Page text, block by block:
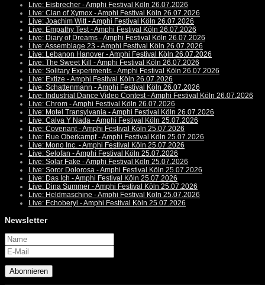
Live: Eisbrecher - Amphi Festival Köln 26.07.2026
Live: Clan of Xymox - Amphi Festival Köln 26.07.2026
Live: Joachim Witt - Amphi Festival Köln 26.07.2026
Live: Empathy Test - Amphi Festival Köln 26.07.2026
Live: Diary of Dreams - Amphi Festival Köln 26.07.2026
Live: Assemblage 23 - Amphi Festival Köln 26.07.2026
Live: Lebanon Hanover - Amphi Festival Köln 26.07.2026
Live: The Sweet Kill - Amphi Festival Köln 26.07.2026
Live: Solitary Experiments - Amphi Festival Köln 26.07.2026
Live: Extize - Amphi Festival Köln 26.07.2026
Live: Schattenmann - Amphi Festival Köln 26.07.2026
Live: Industrial Dance Video Contest - Amphi Festival Köln 26.07.2026
Live: Chrom - Amphi Festival Köln 26.07.2026
Live: Motel Transylvania - Amphi Festival Köln 26.07.2026
Live: Calva Y Nada - Amphi Festival Köln 25.07.2026
Live: Covenant - Amphi Festival Köln 25.07.2026
Live: Rue Oberkampf - Amphi Festival Köln 25.07.2026
Live: Mono Inc. - Amphi Festival Köln 25.07.2026
Live: Selofan - Amphi Festival Köln 25.07.2026
Live: Solar Fake - Amphi Festival Köln 25.07.2026
Live: Soror Dolorosa - Amphi Festival Köln 25.07.2026
Live: Das Ich - Amphi Festival Köln 25.07.2026
Live: Dina Summer - Amphi Festival Köln 25.07.2026
Live: Heldmaschine - Amphi Festival Köln 25.07.2026
Live: Echoberyl - Amphi Festival Köln 25.07.2026
Newsletter
Abonnieren